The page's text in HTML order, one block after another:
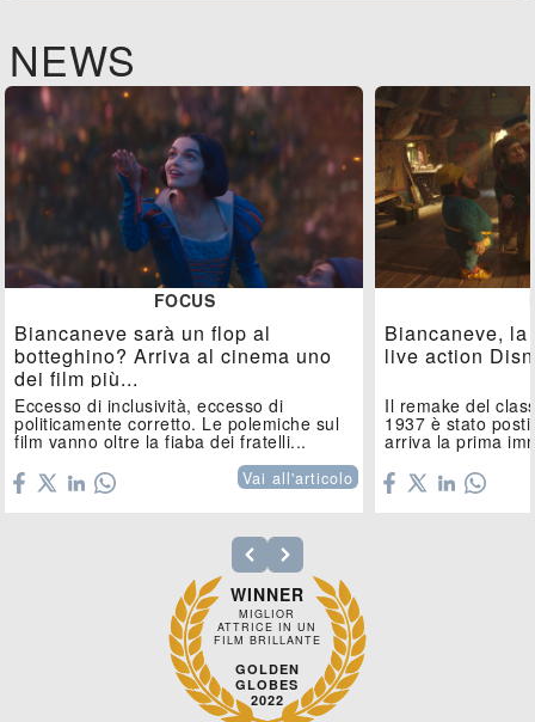
NEWS
FOCUS
Biancaneve sarà un flop al
botteghino? Arriva al cinema uno
dei film più...
Eccesso di inclusività, eccesso di
politicamente corretto. Le polemiche sul
film vanno oltre la fiaba dei fratelli...
Vai all'articolo
Biancaneve,
live action
Il remake del
1937 è stato
arriva la prima
WINNER
MIGLIOR
ATTRICE IN UN
FILM BRILLANTE
GOLDEN
GLOBES
2022